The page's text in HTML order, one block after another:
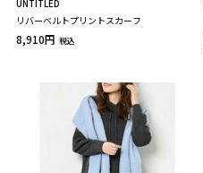
UNTITLED
リバーベルトプリントスカーフ
8,910円 税込